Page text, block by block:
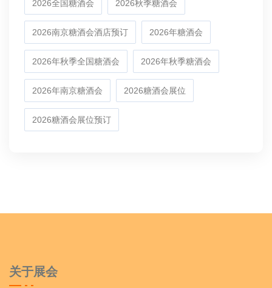
2026全国糖酒会 2026秋季糖酒会
2026南京糖酒会酒店预订 2026年糖酒会
2026年秋季全国糖酒会 2026年秋季糖酒会
2026年南京糖酒会 2026糖酒会展位
2026糖酒会展位预订
关于展会